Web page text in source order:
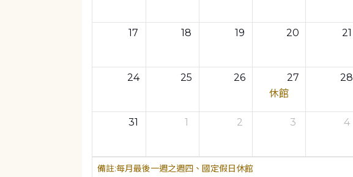
17 18 19 20 21
24 25 26
27
休館
28
31 1 2 3 4
每月最後一週之週四、國定假日休館